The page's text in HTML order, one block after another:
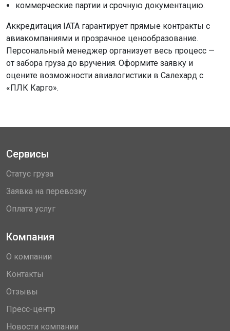
коммерческие партии и срочную документацию.
Аккредитация IATA гарантирует прямые контракты с
авиакомпаниями и прозрачное ценообразование.
Персональный менеджер организует весь процесс —
от забора груза до вручения. Оформите заявку и
оцените возможности авиалогистики в Салехард с
«ПЛК Карго».
Сервисы
Статус груза
Заявка на перевозку
Оплата услуг
Компания
О компании
Контакты
Отзывы
Пресс-центр
Новости компании